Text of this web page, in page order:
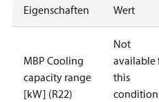
Eigenschaften Wert
MBP Cooling
capacity range
[kW] (R22)
Not
available
this